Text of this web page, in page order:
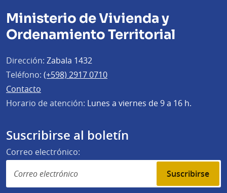
Ministerio de Vivienda y
Ordenamiento Territorial
Dirección: Zabala 1432
Teléfono: (+598) 2917 0710
Contacto
Horario de atención: Lunes a viernes de 9 a 16 h.
Suscribirse al boletín
Correo electrónico:
Suscribirse